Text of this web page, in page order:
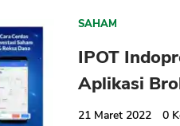
SAHAM
IPOT
Aplikasi
21 Maret 2022 0